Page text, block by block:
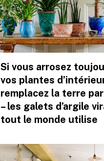
Si vous arrosez
vos plantes
remplacez la terre
– les galets d’argile
tout le monde utilise